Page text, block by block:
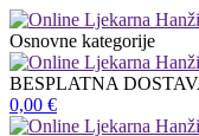
Osnovne kategorije
BESPLATNA
0,00 €